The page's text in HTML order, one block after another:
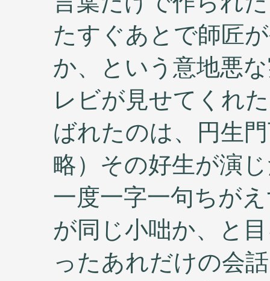
たすぐあとで師匠
か、という意地悪
レビが見せてくれ
ばれたのは、円生
略）その好生が演
一度一字一句ちが
が同じ小咄か、と
ったあれだけの会